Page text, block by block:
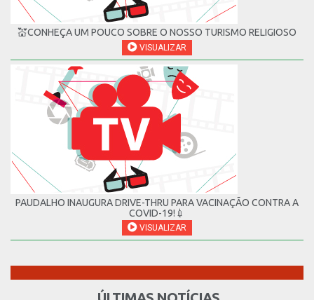
💒CONHEÇA UM POUCO SOBRE O NOSSO TURISMO RELIGIOSO
VISUALIZAR
PAUDALHO INAUGURA DRIVE-THRU PARA VACINAÇÃO CONTRA A
COVID-19!💉
VISUALIZAR